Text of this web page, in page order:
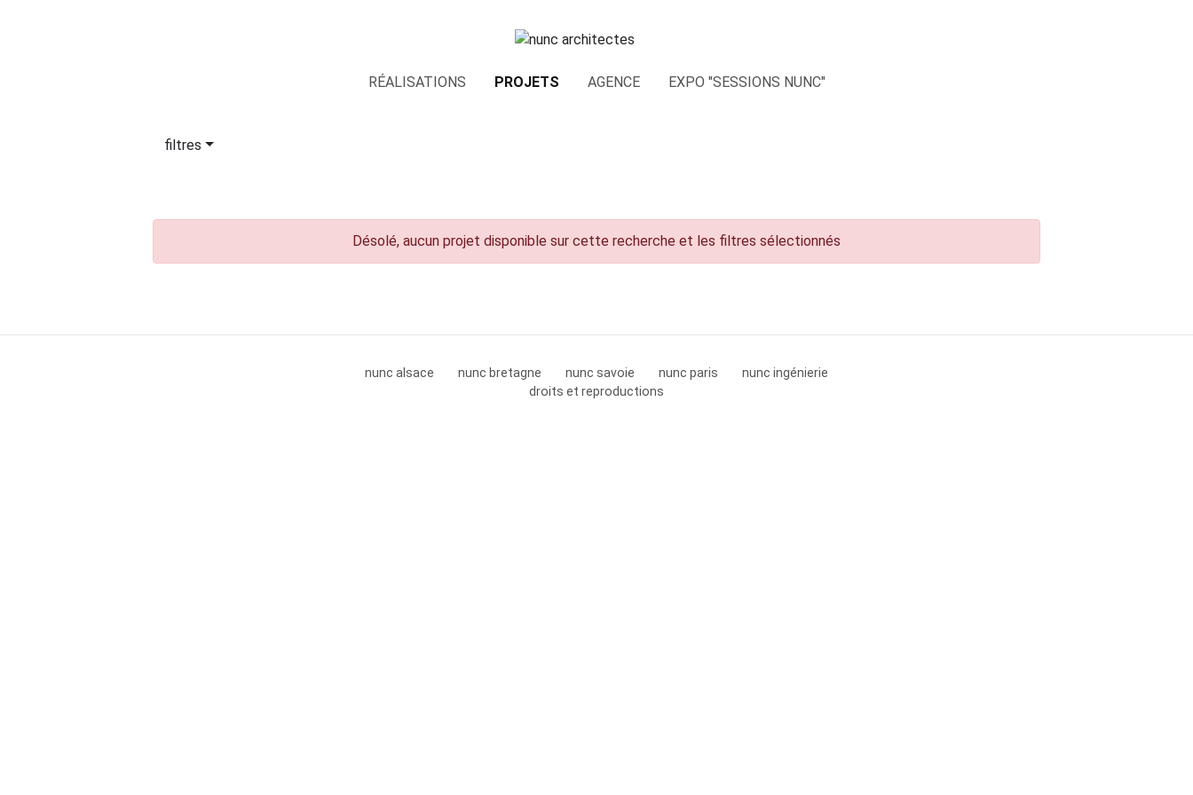
RÉALISATIONS PROJETS AGENCE EXPO "SESSIONS NUNC"
filtres
Désolé, aucun projet disponible sur cette recherche et les filtres sélectionnés
nunc alsace nunc bretagne nunc savoie nunc paris
nunc ingénierie
droits et reproductions